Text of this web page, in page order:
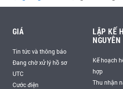
GIÁ
Tin tức và thông báo
Đang chờ xử lý hồ sơ
UTC
Cước điện
LẬP KẾ
NGUYÊN
Kế hoạch
hợp
Thu nhận